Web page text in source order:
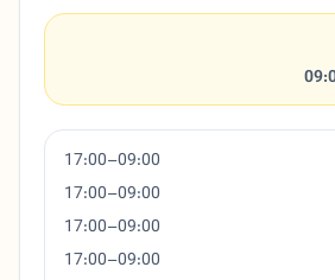
09:00–17:00
09:00–17:00
09:00–17:00
09:00–17:00